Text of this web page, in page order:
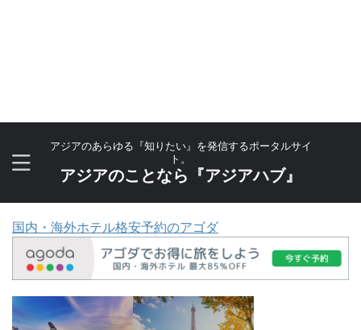
アジアのあらゆる『知りたい』を発信するポータルサイ
ト。
アジアのことなら『アジアハブ』
国内・海外ホテル格安予約のアゴダ